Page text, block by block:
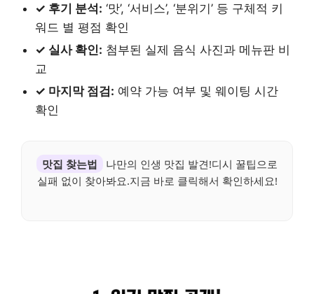
✓ 후기 분석: ‘맛’, ‘서비스’, ‘분위기’ 등 구체적 키
워드 별 평점 확인
✓ 실사 확인: 첨부된 실제 음식 사진과 메뉴판 비
교
✓ 마지막 점검: 예약 가능 여부 및 웨이팅 시간
확인
맛집 찾는법
나만의 인생 맛집 발견!디시 꿀팁으로
실패 없이 찾아봐요.지금 바로 클릭해서 확인하세요!